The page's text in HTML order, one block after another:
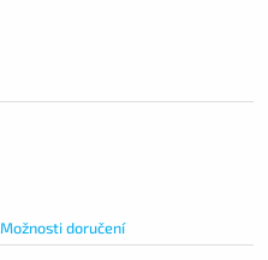
Možnosti doručení